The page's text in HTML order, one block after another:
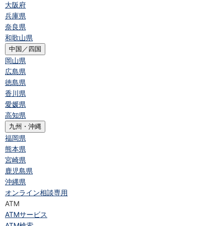
大阪府
兵庫県
奈良県
和歌山県
中国／四国
岡山県
広島県
徳島県
香川県
愛媛県
高知県
九州・沖縄
福岡県
熊本県
宮崎県
鹿児島県
沖縄県
オンライン相談専用
ATM
ATMサービス